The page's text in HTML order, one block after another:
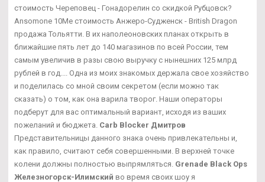
стоимость Череповец - Гонадорелин со скидкой Рубцовск?
Ansomone 10Me стоимость Анжеро-Судженск - British Dragon
продажа Тольятти. В их наполеоновских планах открыть в
ближайшие пять лет до 140 магазинов по всей России, тем
самым увеличив в разы свою выручку с нынешних 125 млрд
рублей в год.... Одна из моих знакомых держала свое хозяйство
и поделилась со мной своим секретом (если можно так
сказать) о том, как она варила творог. Наши операторы
подберут для вас оптимальный вариант, исходя из ваших
пожеланий и бюджета. Carb Blocker Дмитров
Представительницы данного знака очень привлекательны и,
как правило, считают себя совершенными. В верхней точке
колени должны полностью выпрямляться. Grenade Black Ops
Железногорск-Илимский во время своих шоу я